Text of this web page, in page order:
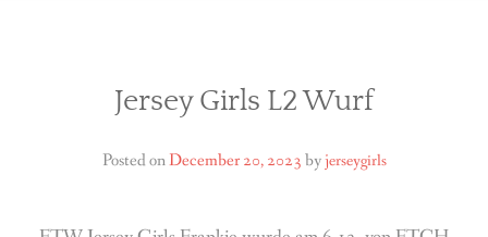
Jersey Girls L2 Wurf
Posted onDecember 20, 2023byjerseygirls